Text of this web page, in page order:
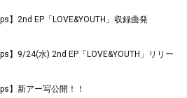
】2nd EP「LOVE&YOUTH」収録曲発
】9/24(水) 2nd EP「LOVE&YOUTH」リリー
】新アー写公開！！